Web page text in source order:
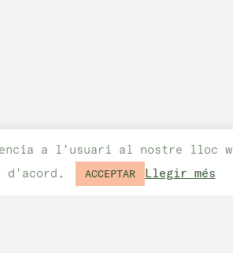
a l'usuari al nostre lloc
d'acord.
ACCEPTAR Llegir més